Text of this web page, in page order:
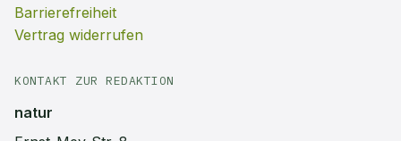
Barrierefreiheit
Vertrag widerrufen
KONTAKT ZUR REDAKTION
natur